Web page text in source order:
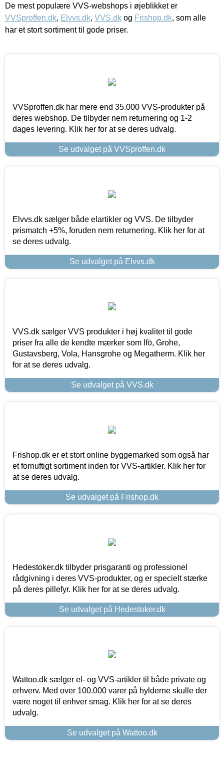
De mest populære VVS-webshops i øjeblikket er
VVSproffen.dk, Elvvs.dk, VVS.dk og Frishop.dk, som alle
har et stort sortiment til gode priser.
VVSproffen.dk har mere end 35.000 VVS-produkter på
deres webshop. De tilbyder nem returnering og 1-2
dages levering. Klik her for at se deres udvalg.
Se udvalget på VVSproffen.dk
Elvvs.dk sælger både elartikler og VVS. De tilbyder
prismatch +5%, foruden nem returnering. Klik her for at
se deres udvalg.
Se udvalget på Elvvs.dk
VVS.dk sælger VVS produkter i høj kvalitet til gode
priser fra alle de kendte mærker som Ifö, Grohe,
Gustavsberg, Vola, Hansgrohe og Megatherm. Klik her
for at se deres udvalg.
Se udvalget på VVS.dk
Frishop.dk er et stort online byggemarked som også har
et fornuftigt sortiment inden for VVS-artikler. Klik her for
at se deres udvalg.
Se udvalget på Frishop.dk
Hedestoker.dk tilbyder prisgaranti og professionel
rådgivning i deres VVS-produkter, og er specielt stærke
på deres pillefyr. Klik her for at se deres udvalg.
Se udvalget på Hedestoker.dk
Wattoo.dk sælger el- og VVS-artikler til både private og
erhverv. Med over 100.000 varer på hylderne skulle der
være noget til enhver smag. Klik her for at se deres
udvalg.
Se udvalget på Wattoo.dk